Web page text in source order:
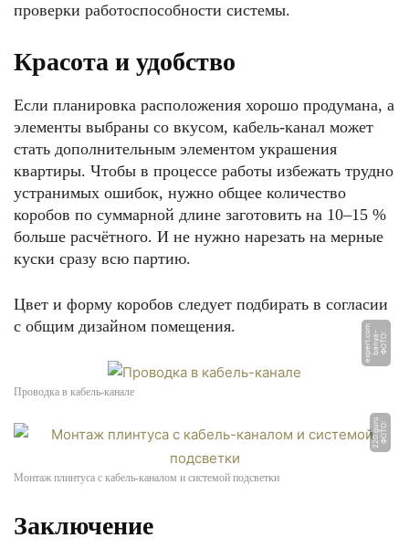
проверки работоспособности системы.
Красота и удобство
Если планировка расположения хорошо продумана, а
элементы выбраны со вкусом, кабель-канал может
стать дополнительным элементом украшения
квартиры. Чтобы в процессе работы избежать трудно
устранимых ошибок, нужно общее количество
коробов по суммарной длине заготовить на 10–15 %
больше расчётного. И не нужно нарезать на мерные
куски сразу всю партию.
Цвет и форму коробов следует подбирать в согласии
с общим дизайном помещения.
Ф
О
Т
О:
b
a
n
y
a
-
e
x
p
e
r
t.
c
o
m
Проводка в кабель-канале
Ф
О
Т
О:
2
2
0.
g
u
r
u
Монтаж плинтуса с кабель-каналом и системой подсветки
Заключение